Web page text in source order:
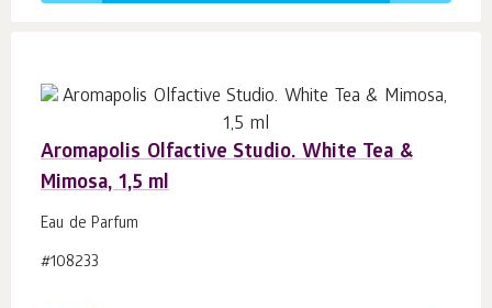
Aromapolis Olfactive Studio. White Tea &
Mimosa, 1,5 ml
Eau de Parfum
#108233